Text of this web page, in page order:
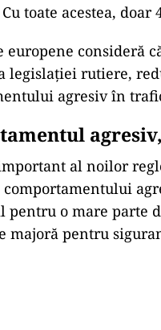
toate acestea,
consideră
legislației rutiere,
agresiv în
al noilor
pentru o mare parte
majoră pentru